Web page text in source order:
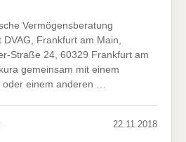
Vermögensberatung
Frankfurt am Main,
Straße 24, 60329 Frankfurt am
gemeinsam mit einem
einem anderen …
22.11.2018